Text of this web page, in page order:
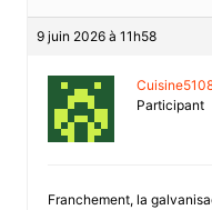
9 juin 2026 à 11h58
Participant
Franchement, la